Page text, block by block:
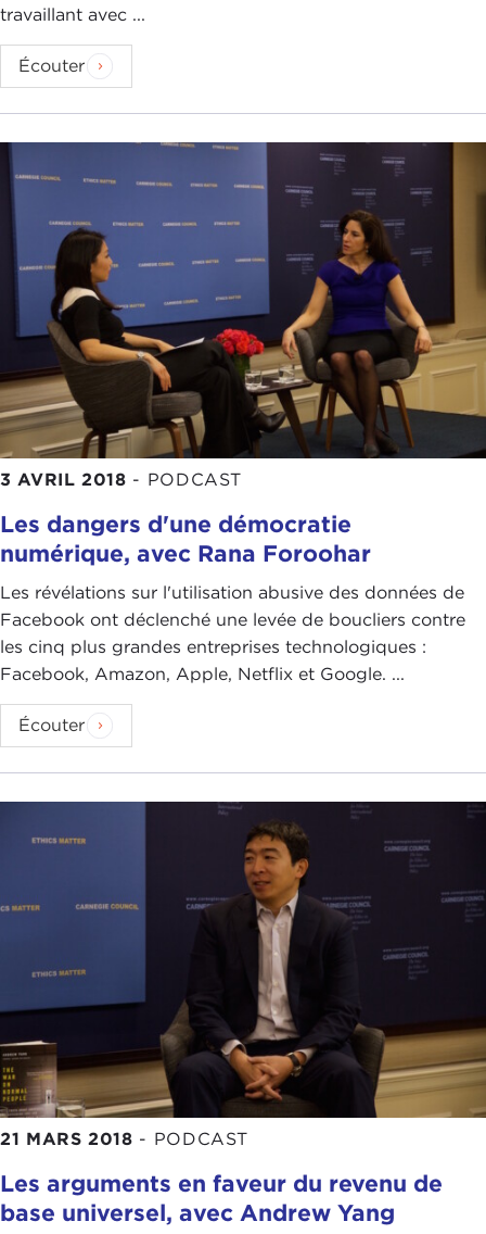
travaillant avec ...
Écouter
3 AVRIL 2018 - PODCAST
Les dangers d'une démocratie
numérique, avec Rana Foroohar
Les révélations sur l'utilisation abusive des données de
Facebook ont déclenché une levée de boucliers contre
les cinq plus grandes entreprises technologiques :
Facebook, Amazon, Apple, Netflix et Google. ...
Écouter
21 MARS 2018 - PODCAST
Les arguments en faveur du revenu de
base universel, avec Andrew Yang